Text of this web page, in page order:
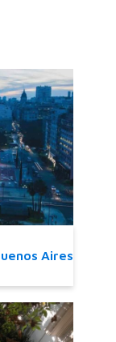
Aires